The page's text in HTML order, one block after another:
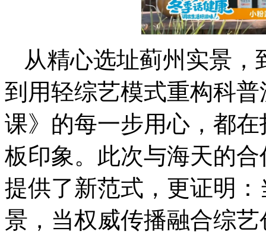
从精心选址蓟州实景
到用轻综艺模式重构科
课》的每一步用心，都
板印象。此次与海天的
提供了新范式，更证明
景，当权威传播融合综